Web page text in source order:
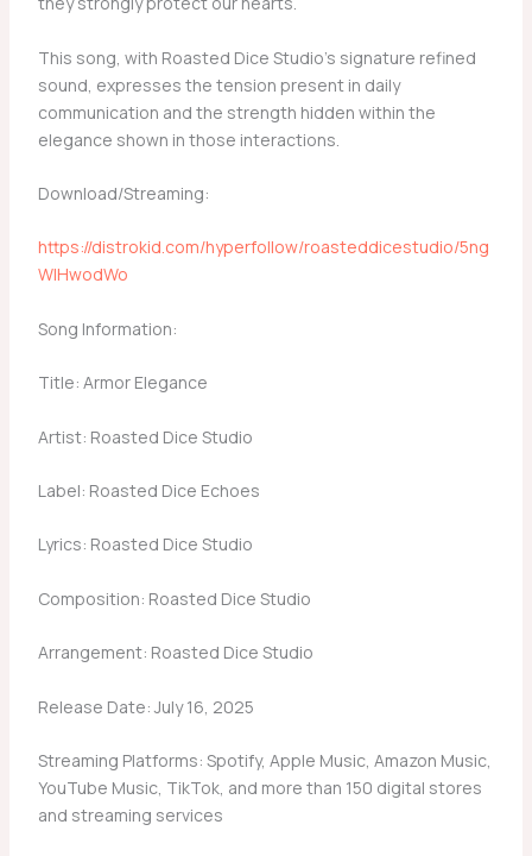
This song, with Roasted Dice Studio’s signature refined
sound, expresses the tension present in daily
communication and the strength hidden within the
elegance shown in those interactions.
Download/Streaming:
https://distrokid.com/hyperfollow/roasteddicestudio/5ng
WIHwodWo
Song Information:
Title: Armor Elegance
Artist: Roasted Dice Studio
Label: Roasted Dice Echoes
Lyrics: Roasted Dice Studio
Composition: Roasted Dice Studio
Arrangement: Roasted Dice Studio
Release Date: July 16, 2025
Streaming Platforms: Spotify, Apple Music, Amazon Music,
YouTube Music, TikTok, and more than 150 digital stores
and streaming services